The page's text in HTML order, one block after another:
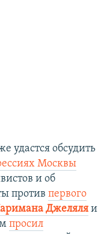
удастся обсудить
Москвы
и об
против первого
Джеляля и
просил